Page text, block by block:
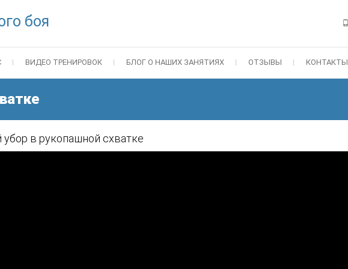
боя
ВИДЕО ТРЕНИРОВОК БЛОГ О НАШИХ ЗАНЯТИЯХ ОТЗЫВЫ КОНТАКТЫ
убор в рукопашной схватке